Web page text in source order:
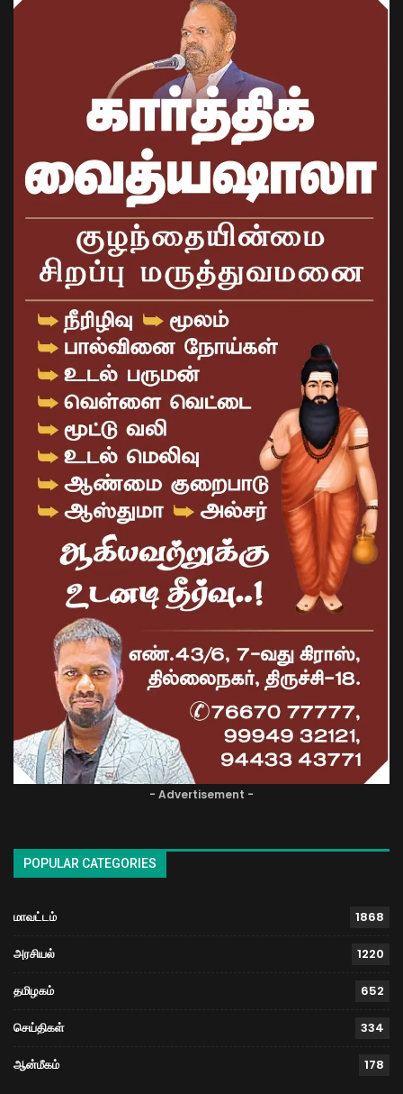
- Advertisement -
POPULAR CATEGORIES
மாவட்டம் 1868
அரசியல் 1220
தமிழகம் 652
செய்திகள் 334
ஆன்மீகம் 178